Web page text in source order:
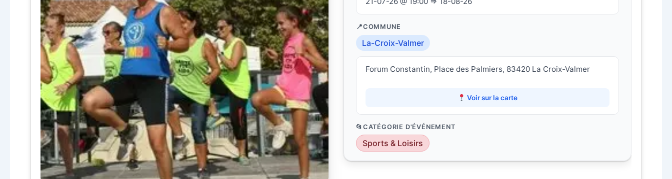
COMMUNE
La-Croix-Valmer
Forum Constantin, Place des Palmiers, 83420 La Croix-Valmer
Voir sur la carte
CATÉGORIE D'ÉVÉNEMENT
Sports & Loisirs